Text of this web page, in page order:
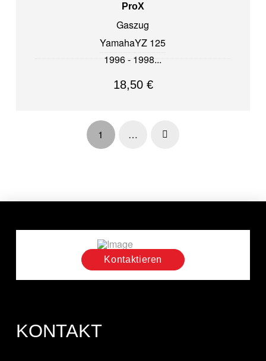
ProX
Gaszug
YamahaYZ 125
1996 - 1998
18,50 €
1 … Next
Kontaktieren
KONTAKT